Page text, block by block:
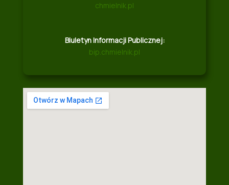
chmielnik.pl
Biuletyn Informacji Publicznej:
bip.chmielnik.pl